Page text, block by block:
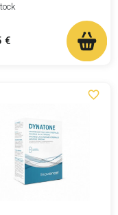
€
favorite_border